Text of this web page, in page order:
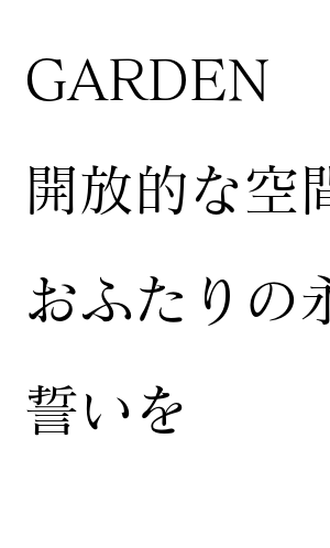
GARDEN
開放的な空
おふたりの
誓いを